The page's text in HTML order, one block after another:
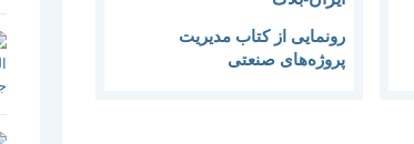
رونمایی از کتاب مدیریت
پروژه‌های صنعتی